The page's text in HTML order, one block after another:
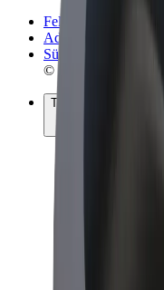
Felhasználási
Adatvédelem
Sütik
© 2026 Bolt
Termékek